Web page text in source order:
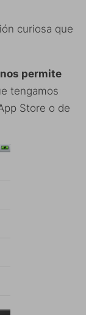
curiosa que
nos permite
tengamos
Store o de